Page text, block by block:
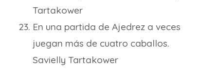
Tartakower
En una partida de Ajedrez a veces
juegan más de cuatro caballos.
Savielly Tartakower